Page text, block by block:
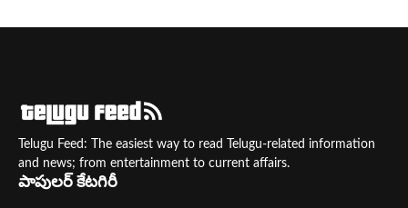
Telugu Feed: The easiest way to read Telugu-related information
and news; from entertainment to current affairs.
పాపులర్ కేటగిరీ